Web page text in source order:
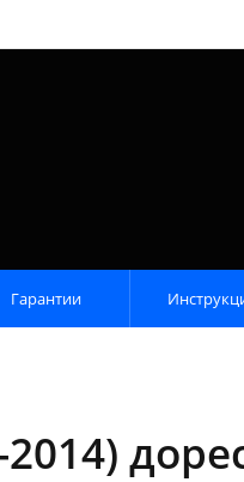
Гарантии